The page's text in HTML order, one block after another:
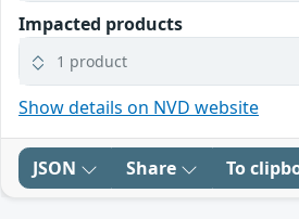
Impacted products
1 product
Show details on NVD website
JSON Share To